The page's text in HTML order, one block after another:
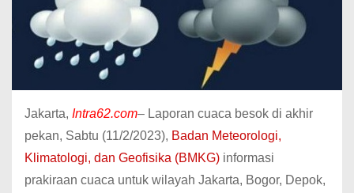
Jakarta, Intra62.com– Laporan cuaca besok di akhir
pekan, Sabtu (11/2/2023), Badan Meteorologi,
Klimatologi, dan Geofisika (BMKG) informasi
prakiraan cuaca untuk wilayah Jakarta, Bogor, Depok,